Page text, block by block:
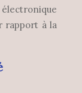
rapport à la